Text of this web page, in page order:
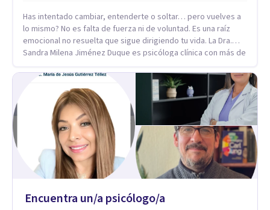
Has intentado cambiar, entenderte o soltar… pero vuelves a
lo mismo? No es falta de fuerza ni de voluntad. Es una raíz
emocional no resuelta que sigue dirigiendo tu vida. La Dra.
Sandra Milena Jiménez Duque es psicóloga clínica con más de
profesionales más destacadas en el abordaje profundo de la
ansiedad, la baja autoestima, la dependencia emocional y los
conflictos de pareja. Ha trabajado con pacientes en
diferentes países, acompañando procesos complejos. Su
enfoque terapéutico se diferencia por una premisa clara: no
trabaja el síntoma, trabaja la raíz que lo origina. Su
metodología interviene en tres niveles: regulación del
sistema emocional, reprocesamiento de heridas de la
infancia y reestructuración cognitiva profunda, permitiendo
origen. Si buscas un proceso superficial, este no es el lugar.
Encuentra un/a psicólogo/a